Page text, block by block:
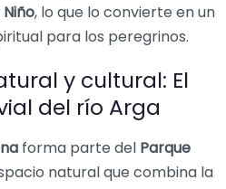
, lo que lo convierte en un
para los peregrinos.
y cultural: El
del río Arga
forma parte del Parque
natural que combina la